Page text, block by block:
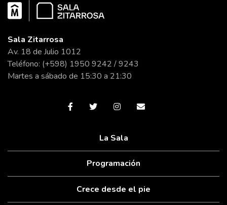
Sala Zitarrosa
Av. 18 de Julio 1012
Teléfono: (+598) 1950 9242 / 9243
Martes a sábado de 15:30 a 21:30
La Sala
Programación
Crece desde el pie